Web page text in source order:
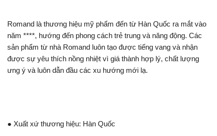
Romand là thương hiệu mỹ phẩm đến từ Hàn Quốc ra mắt vào
năm ****, hướng đến phong cách trẻ trung và năng động. Các
sản phẩm từ nhà Romand luôn tạo được tiếng vang và nhận
được sự yêu thích nồng nhiệt vì giá thành hợp lý, chất lượng
ưng ý và luôn dẫn đầu các xu hướng mới lạ.
● Xuất xứ thương hiệu: Hàn Quốc